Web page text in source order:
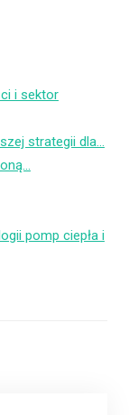
i sektor
strategii dla…
pomp ciepła i